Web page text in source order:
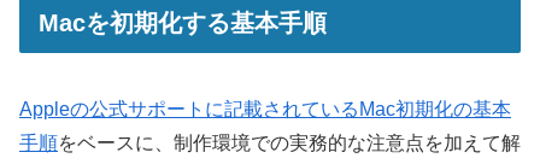
Macを初期化する基本手順
Appleの公式サポートに記載されているMac初期化の基本
手順をベースに、制作環境での実務的な注意点を加えて解